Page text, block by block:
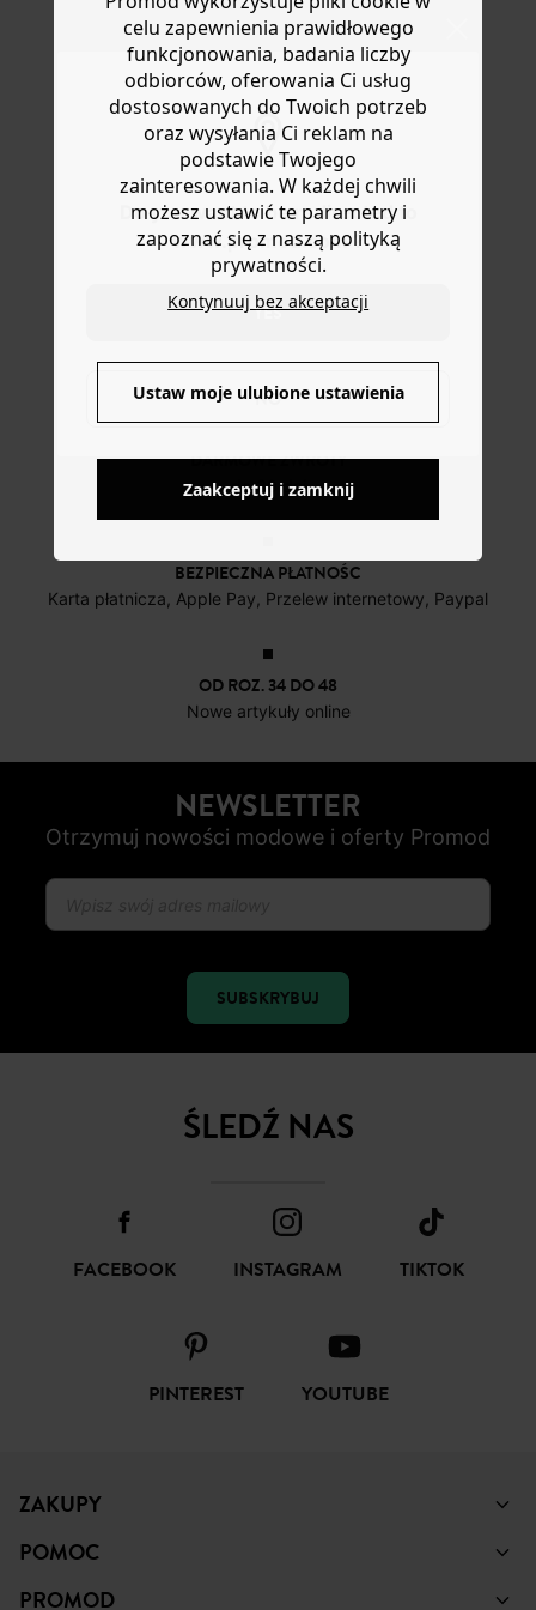
Do you want to be redirected to
www.promod.com ?
YES
NO
i od daty otrzymania produktów na ich zwrot
DARMOWE ZWROTY
do 30 dni
BEZPIECZNA PŁATNOŚC
Karta płatnicza, Apple Pay, Przelew internetowy, Paypal
OD ROZ. 34 DO 48
Nowe artykuły online
NEWSLETTER
Otrzymuj nowości modowe i oferty Promod
SUBSKRYBUJ
ŚLEDŹ NAS
FACEBOOK INSTAGRAM TIKTOK
PINTEREST YOUTUBE
ZAKUPY
POMOC
PROMOD
celu zapewnienia prawidłowego
funkcjonowania, badania liczby
odbiorców, oferowania Ci usług
dostosowanych do Twoich potrzeb
oraz wysyłania Ci reklam na
podstawie Twojego
zainteresowania. W każdej chwili
możesz ustawić te parametry i
zapoznać się z naszą polityką
prywatności.
Kontynuuj bez akceptacji
Ustaw moje ulubione ustawienia
Zaakceptuj i zamknij